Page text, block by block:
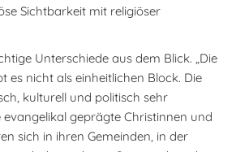
Sichtbarkeit mit religiöser
Unterschiede aus dem Blick. „Die
es nicht als einheitlichen Block. Die
kulturell und politisch sehr
evangelikal geprägte Christinnen und
sich in ihren Gemeinden, in der